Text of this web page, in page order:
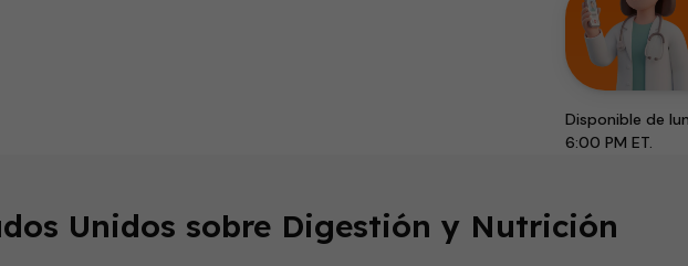
Disponible de
6:00 PM ET.
Unidos sobre Digestión y Nutrición